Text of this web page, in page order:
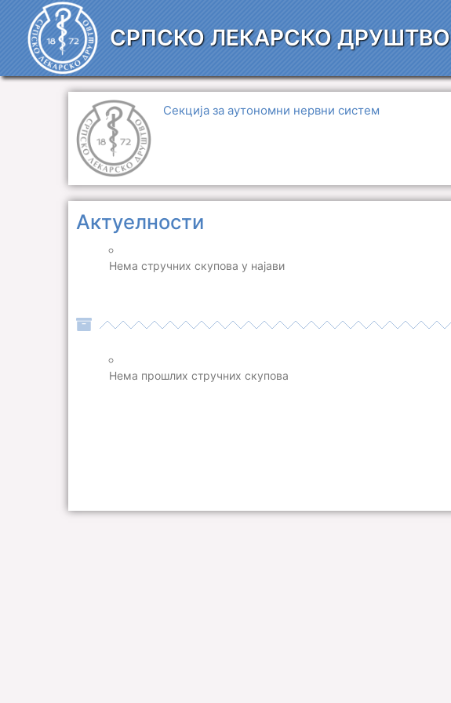
садржај
СРПСКО ЛЕКАРСКО ДРУШТВО
Секција за аутономни нервни систем
Актуелности
Нема стручних скупова у најави
Нема прошлих стручних скупова